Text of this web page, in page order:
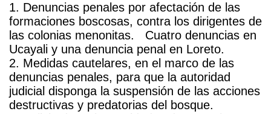
1. Denuncias penales por afectación de las
formaciones boscosas, contra los dirigentes de
las colonias menonitas. Cuatro denuncias en
Ucayali y una denuncia penal en Loreto.
2. Medidas cautelares, en el marco de las
denuncias penales, para que la autoridad
judicial disponga la suspensión de las acciones
destructivas y predatorias del bosque.